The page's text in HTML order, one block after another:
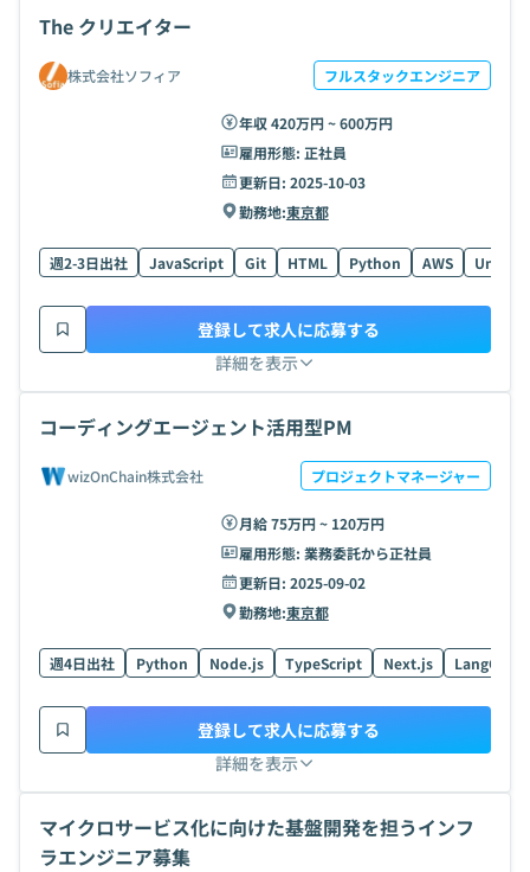
The クリエイター
株式会社ソフィア フルスタックエンジニア
年収 420万円 ~ 600万円
雇用形態: 正社員
更新日: 2025-10-03
勤務地:東京都
週2-3日出社 JavaScript Git HTML Python AWS Unity
詳細を表示
登録して求人に応募する
コーディングエージェント活用型PM
wizOnChain株式会社 プロジェクトマネージャー
月給 75万円 ~ 120万円
雇用形態: 業務委託から正社員
更新日: 2025-09-02
勤務地:東京都
週4日出社 Python Node.js TypeScript Next.js LangChain
詳細を表示
登録して求人に応募する
マイクロサービス化に向けた基盤開発を担うインフ
ラエンジニア募集